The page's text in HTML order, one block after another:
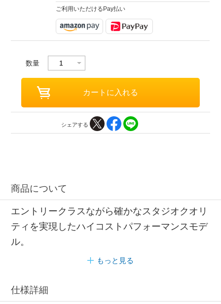
ご利用いただけるPay払い
数量
シェアする
商品について
エントリークラスながら確かなスタジオクオリ
ティを実現したハイコストパフォーマンスモデ
ル。
もっと見る
仕様詳細